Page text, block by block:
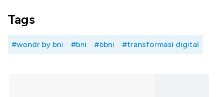
Tags
#wondr by bni #bni #bbni #transformasi digital